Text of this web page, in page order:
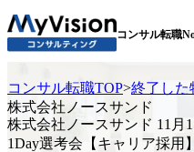
コンサル転職
コンサル転職TOP>終了した
株式会社ノースサンド
株式会社ノースサンド 11月
1Day選考会【キャリア採用